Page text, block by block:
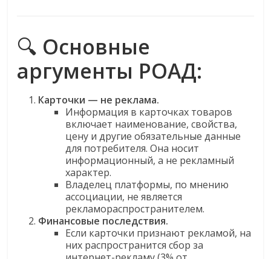
эти
изменения
читателем.
🔍 Основные
аргументы РОАД:
Карточки — не реклама.
Информация в карточках товаров
включает наименование, свойства,
цену и другие обязательные данные
для потребителя. Она носит
информационный, а не рекламный
характер.
Владелец платформы, по мнению
ассоциации, не является
рекламораспространителем.
Финансовые последствия.
Если карточки признают рекламой, на
них распространится сбор за